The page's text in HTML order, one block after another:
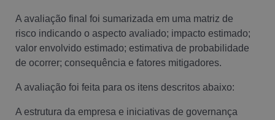
A avaliação final foi sumarizada em uma matriz de
risco indicando o aspecto avaliado; impacto estimado;
valor envolvido estimado; estimativa de probabilidade
de ocorrer; consequência e fatores mitigadores.
A avaliação foi feita para os itens descritos abaixo:
A estrutura da empresa e iniciativas de governança